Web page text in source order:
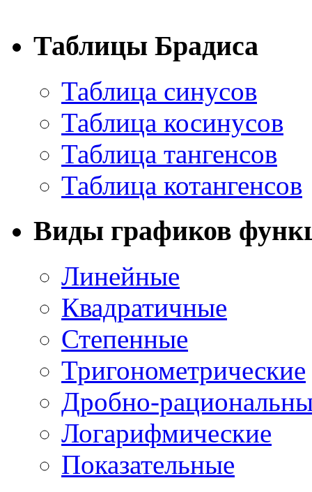
Таблицы Брадиса
Таблица синусов
Таблица косинусов
Таблица тангенсов
Таблица котангенсов
Виды графиков
Линейные
Квадратичные
Степенные
Тригонометрические
Дробно-
Логарифмические
Показательные